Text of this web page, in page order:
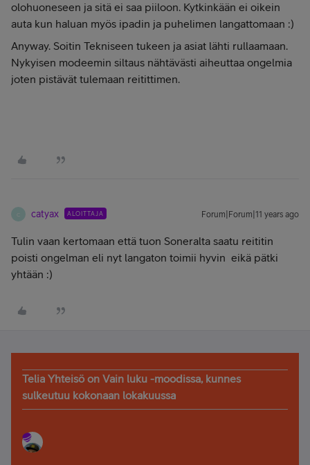
olohuoneseen ja sitä ei saa piiloon. Kytkinkään ei oikein
auta kun haluan myös ipadin ja puhelimen langattomaan :)
Anyway. Soitin Tekniseen tukeen ja asiat lähti rullaamaan.
Nykyisen modeemin siltaus nähtävästi aiheuttaa ongelmia
joten pistävät tulemaan reitittimen.
catyax ALOITTAJA Forum|Forum|11 years ago
Tulin vaan kertomaan että tuon Soneralta saatu reititin
poisti ongelman eli nyt langaton toimii hyvin eikä pätki
yhtään :)
Telia Yhteisö on Vain luku -moodissa, kunnes
sulkeutuu kokonaan lokakuussa